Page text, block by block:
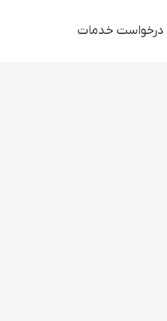
درخواست خدمات